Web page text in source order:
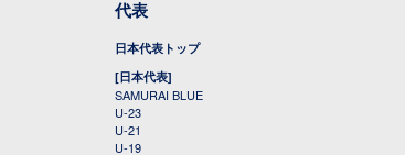
代表
日本代表トップ
[日本代表]
SAMURAI BLUE
U-23
U-21
U-19